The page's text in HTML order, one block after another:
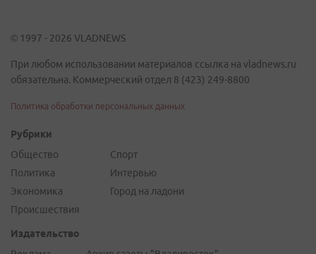
© 1997 - 2026 VLADNEWS
При любом использовании материалов ссылка на vladnews.ru
обязательна. Коммерческий отдел 8 (423) 249-8800
Политика обработки персональных данных
Рубрики
Общество
Политика
Экономика
Происшествия
Спорт
Интервью
Город на ладони
Издательство